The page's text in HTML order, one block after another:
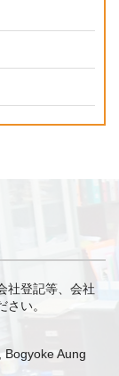
社登記等、会社
い。
Bogyoke Aung